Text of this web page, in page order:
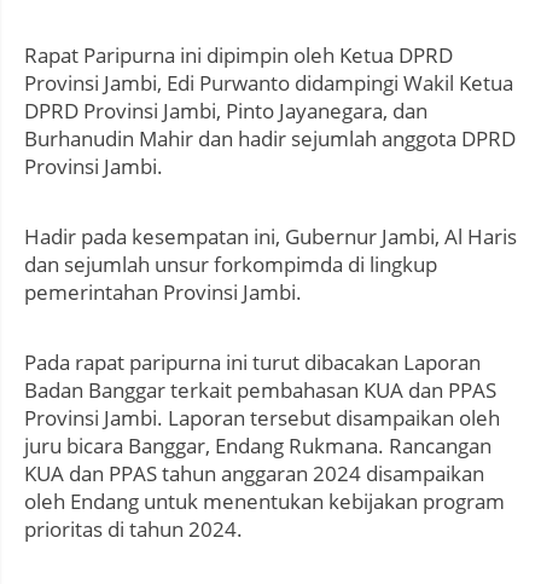
Rapat Paripurna ini dipimpin oleh Ketua DPRD
Provinsi Jambi, Edi Purwanto didampingi Wakil Ketua
DPRD Provinsi Jambi, Pinto Jayanegara, dan
Burhanudin Mahir dan hadir sejumlah anggota DPRD
Provinsi Jambi.
Hadir pada kesempatan ini, Gubernur Jambi, Al Haris
dan sejumlah unsur forkompimda di lingkup
pemerintahan Provinsi Jambi.
Pada rapat paripurna ini turut dibacakan Laporan
Badan Banggar terkait pembahasan KUA dan PPAS
Provinsi Jambi. Laporan tersebut disampaikan oleh
juru bicara Banggar, Endang Rukmana. Rancangan
KUA dan PPAS tahun anggaran 2024 disampaikan
oleh Endang untuk menentukan kebijakan program
prioritas di tahun 2024.